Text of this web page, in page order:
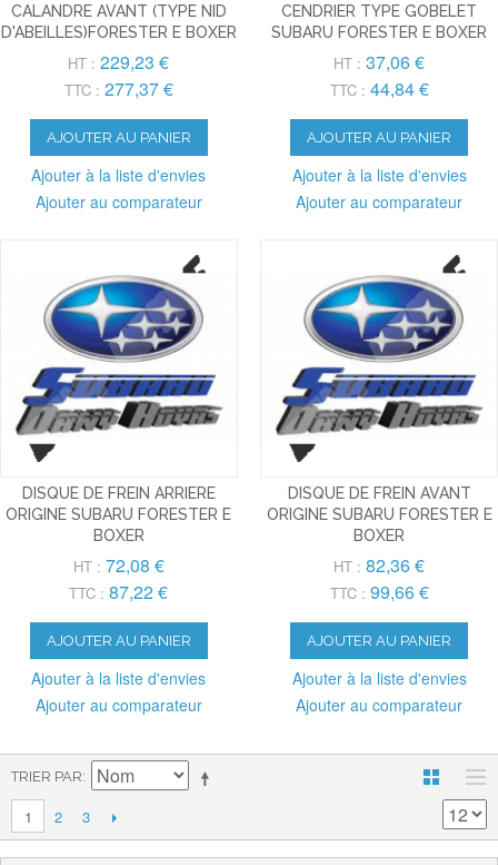
CALANDRE AVANT (TYPE NID
D'ABEILLES)FORESTER E BOXER
HT : 229,23 €
TTC : 277,37 €
AJOUTER AU PANIER
Ajouter à la liste d'envies
Ajouter au comparateur
CENDRIER TYPE GOBELET
SUBARU FORESTER E BOXER
HT : 37,06 €
TTC : 44,84 €
AJOUTER AU PANIER
Ajouter à la liste d'envies
Ajouter au comparateur
DISQUE DE FREIN ARRIERE
ORIGINE SUBARU FORESTER E
BOXER
HT : 72,08 €
TTC : 87,22 €
AJOUTER AU PANIER
Ajouter à la liste d'envies
Ajouter au comparateur
DISQUE DE FREIN AVANT
ORIGINE SUBARU FORESTER E
BOXER
HT : 82,36 €
TTC : 99,66 €
AJOUTER AU PANIER
Ajouter à la liste d'envies
Ajouter au comparateur
TRIER PAR
1 2 3